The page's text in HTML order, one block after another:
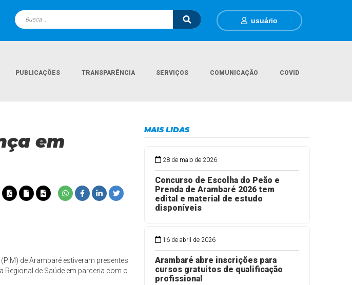
usuário
PUBLICAÇÕES TRANSPARÊNCIA SERVIÇOS COMUNICAÇÃO COVID
em
de Arambaré estiveram presentes
Regional de Saúde em parceria com o
MAIS LIDAS
28 de maio de 2026
Concurso de Escolha do Peão e
Prenda de Arambaré 2026 tem
edital e material de estudo
disponíveis
16 de abril de 2026
Arambaré abre inscrições para
cursos gratuitos de qualificação
profissional